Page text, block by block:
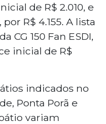
de R$ 2.010, e
R$ 4.155. A lista
CG 150 Fan ESDI,
inicial de R$
indicados no
Ponta Porã e
variam